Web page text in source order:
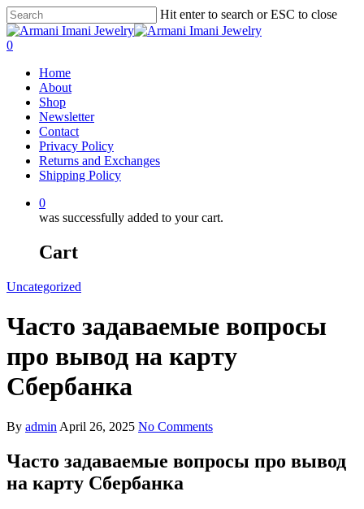
Hit enter to search or ESC to close
0
Home
About
Shop
Newsletter
Contact
Privacy Policy
Returns and Exchanges
Shipping Policy
0
was successfully added to your cart.
Cart
Uncategorized
Часто задаваемые вопросы
про вывод на карту
Сбербанка
By admin April 26, 2025 No Comments
Часто задаваемые вопросы про вывод
на карту Сбербанка